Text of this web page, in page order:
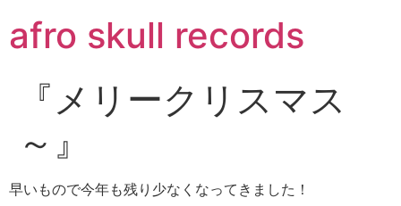
ン
テ
ッ
afro skull records
『メリークリスマス
～』
早いもので今年も残り少なくなってきました！